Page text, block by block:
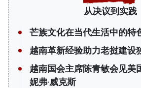
从决议到实践
芒族文化在当代生活中的特
越南革新经验助力老挝建设
越南国会主席陈青敏会见美
妮弗·威克斯